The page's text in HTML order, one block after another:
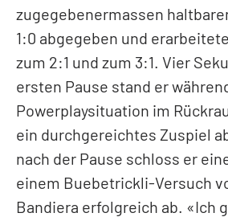
zugegebenermassen
1:0 abgegeben und
zum 2:1 und zum 3:1. Vier
ersten Pause stand er
Powerplaysituation im
ein durchgereichtes Zuspiel
nach der Pause schloss er
einem Buebetrickli-Versuch
Bandiera erfolgreich ab. «Ich